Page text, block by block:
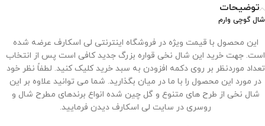
توضیحات
شال گوچی وارم
این محصول با قیمت ویژه در فروشگاه اینترنتی لی اسکارف عرضه شده
است. جهت خرید این شال نخی قواره بزرگ جدید کافی است پس از انتخاب
تعداد موردنظر بر روی دکمه افزودن به سبد خرید کلیک کنید. لطفاً نظر خود
در مورد این محصول را با ما در میان بگذارید. شما می توانید علاوه بر این
شال نخی از طرح های متنوع و گل چین شده انواع برندهای مطرح شال و
روسری در سایت لی اسکارف دیدن فرمایید.